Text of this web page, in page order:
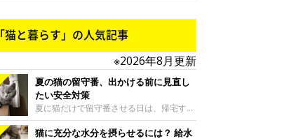
「猫と暮らす」の人気記事
※2026年8月更新
夏の猫の留守番、出かける前に見直し
たい安全対策
夏に猫だけで留守番させる日は、帰宅する
まで部屋が暑くなりすぎないか、水は足り
るかと気になる飼い主さんもいるでしょ
猫に充分な水分を摂らせるには？ 給水